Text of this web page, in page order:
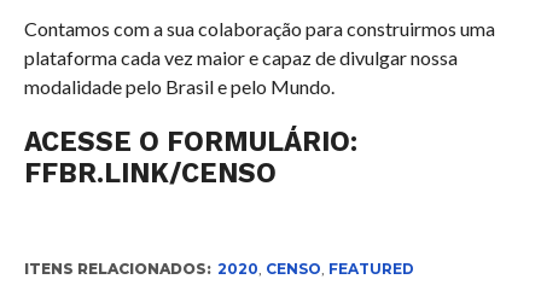
Contamos com a sua colaboração para construirmos uma
plataforma cada vez maior e capaz de divulgar nossa
modalidade pelo Brasil e pelo Mundo.
ACESSE O FORMULÁRIO:
FFBR.LINK/CENSO
ITENS RELACIONADOS: 2020 CENSO FEATURED